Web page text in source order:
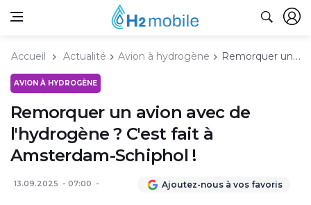
Accueil Actualité Avion à hydrogène Remorquer un avion avec de l'hydrogène ? C'est fait à Amsterdam-Schiphol !
AVION À HYDROGÈNE
Remorquer un avion avec de
l'hydrogène ? C'est fait à
Amsterdam-Schiphol !
13.09.2025 07:00 Ajoutez-nous à vos favoris